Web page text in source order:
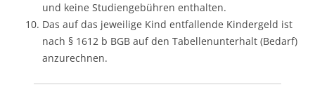
und keine Studiengebühren enthalten.
Das auf das jeweilige Kind entfallende Kindergeld ist
nach § 1612 b BGB auf den Tabellenunterhalt (Bedarf)
anzurechnen.